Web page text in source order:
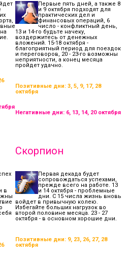
Первые пять дней, а также 8
и 9 октября подходят для
практических дел и
финансовых операций, 6
число - конфликтный день,
13 и 14-го будьте начеку,
воздержитесь от денежных
вложений. 15-18 октября -
благоприятный период для поездок
и переговоров, 20 - 23-го возможны
неприятности, а конец месяца
пройдет удачно.
Позитивные дни: 3, 5, 9, 17, 28
октября
Негативные дни: 6, 13, 14, 20 октября
в
Скорпион
Первая декада будет
сопровождаться успехами,
прежде всего на работе. 13
и 14 октября - проблемные
дни. С 15 числа жизнь вновь
войдет в привычную колею.
Избегайте больших нагрузок во
второй половине месяца. 23 - 27
октября - в основном хорошие дни.
Позитивные дни: 9, 23, 26, 27, 28
октября